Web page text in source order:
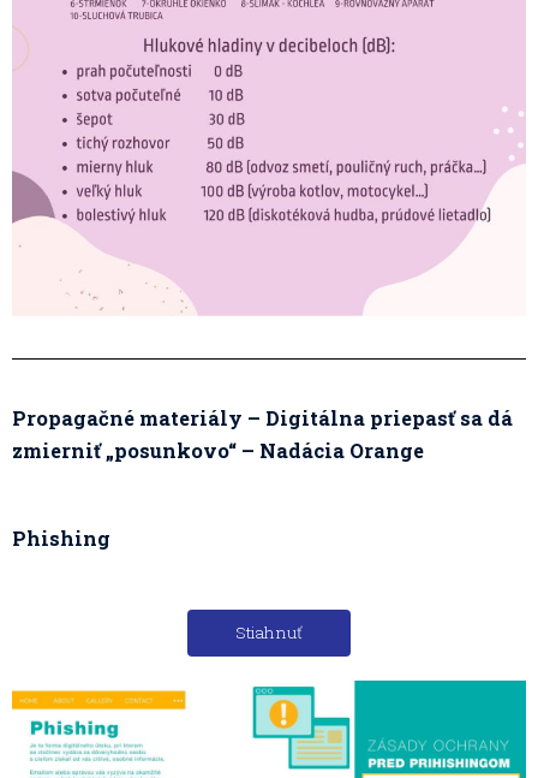
Propagačné materiály – Digitálna priepasť sa dá
zmierniť „posunkovo“ – Nadácia Orange
Phishing
Stiahnuť